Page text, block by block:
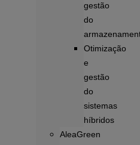
gestão
do
Otimização
e
gestão
do
sistemas
híbridos
AleaGreen